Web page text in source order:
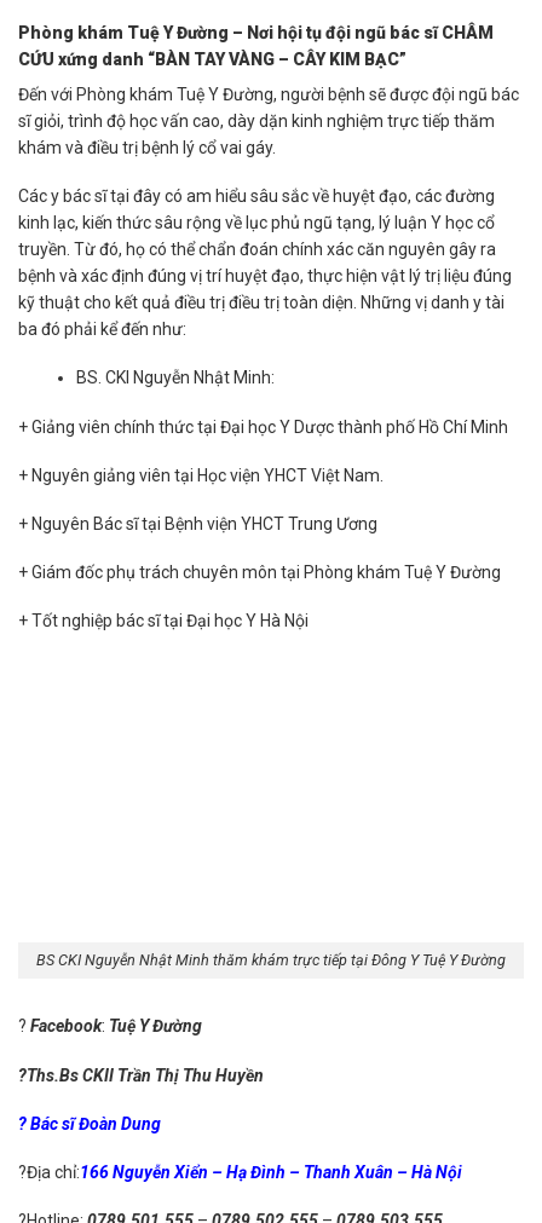
Phòng khám Tuệ Y Đường – Nơi hội tụ đội ngũ bác sĩ CHÂM
CỨU xứng danh “BÀN TAY VÀNG – CÂY KIM BẠC”
Đến với Phòng khám Tuệ Y Đường, người bệnh sẽ được đội ngũ bác
sĩ giỏi, trình độ học vấn cao, dày dặn kinh nghiệm trực tiếp thăm
khám và điều trị bệnh lý cổ vai gáy.
Các y bác sĩ tại đây có am hiểu sâu sắc về huyệt đạo, các đường
kinh lạc, kiến thức sâu rộng về lục phủ ngũ tạng, lý luận Y học cổ
truyền. Từ đó, họ có thể chẩn đoán chính xác căn nguyên gây ra
bệnh và xác định đúng vị trí huyệt đạo, thực hiện vật lý trị liệu đúng
kỹ thuật cho kết quả điều trị điều trị toàn diện. Những vị danh y tài
ba đó phải kể đến như:
BS. CKI Nguyễn Nhật Minh:
+ Giảng viên chính thức tại Đại học Y Dược thành phố Hồ Chí Minh
+ Nguyên giảng viên tại Học viện YHCT Việt Nam.
+ Nguyên Bác sĩ tại Bệnh viện YHCT Trung Ương
+ Giám đốc phụ trách chuyên môn tại Phòng khám Tuệ Y Đường
+ Tốt nghiệp bác sĩ tại Đại học Y Hà Nội
BS CKI Nguyễn Nhật Minh thăm khám trực tiếp tại Đông Y Tuệ Y Đường
? Facebook: Tuệ Y Đường
?‍Ths.Bs CKII Trần Thị Thu Huyền
?‍Bác sĩĐoàn Dung
?Địa chỉ:166 Nguyễn Xiển – Hạ Đình – Thanh Xuân – Hà Nội